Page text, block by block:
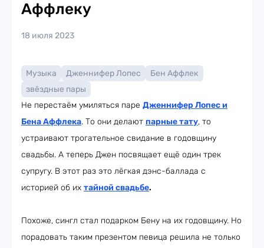
Аффлеку
18 июля 2023
Музыка Дженнифер Лопес
Бен Аффлек
звёздные пары
Не перестаём умиляться паре Дженнифер Лопес и
Бена Аффлека. То они делают парные тату, то
устраивают трогательное свидание в годовщину
свадьбы. А теперь Джен посвящает ещё один трек
супругу. В этот раз это лёгкая дэнс-баллада с
историей об их тайной свадьбе.
Похоже, сингл стал подарком Бену на их годовщину. Но
порадовать таким презентом певица решила не только